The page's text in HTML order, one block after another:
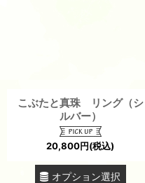
こぶたと真珠 リング（シ
ルバー）
20,800円(税込)
オプション選択